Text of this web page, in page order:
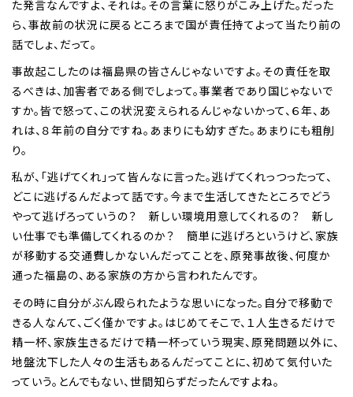
た発言なんですよ、それは。その言葉に怒りがこみ上げた。だった
ら、事故前の状況に戻るところまで国が責任持てよって当たり前の
話でしょ、だって。
事故起こしたのは福島県の皆さんじゃないですよ。その責任を取
るべきは、加害者である側でしょって。事業者であり国じゃないで
すか。皆で怒って、この状況変えられるんじゃないかって、６年、あ
れは、８年前の自分ですね。あまりにも幼すぎた。あまりにも粗削
り。
私が、「逃げてくれ」って皆んなに言った。逃げてくれっつったって、
どこに逃げるんだよって話です。今まで生活してきたところでどう
やって逃げろっていうの？ 新しい環境用意してくれるの？ 新し
い仕事でも準備してくれるのか？ 簡単に逃げろというけど、家族
が移動する交通費しかないんだってことを、原発事故後、何度か
通った福島の、ある家族の方から言われたんです。
その時に自分がぶん殴られたような思いになった。自分で移動で
きる人なんて、ごく僅かですよ。はじめてそこで、１人生きるだけで
精一杯、家族生きるだけで精一杯っていう現実、原発問題以外に、
地盤沈下した人々の生活もあるんだってことに、初めて気付いた
っていう。とんでもない、世間知らずだったんですよね。